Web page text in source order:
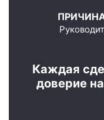
Каждая
доверие